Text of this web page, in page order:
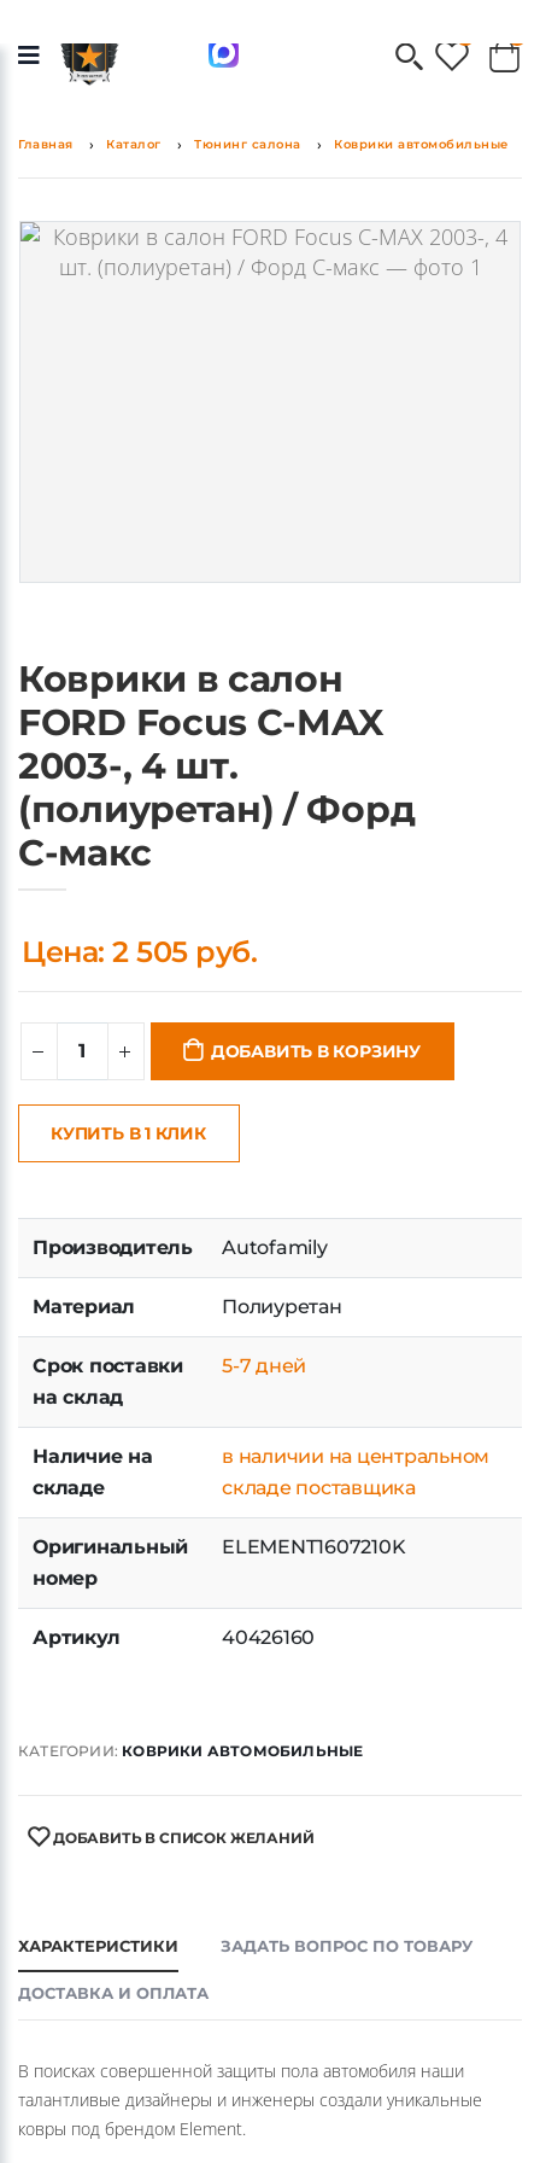
Главная Каталог Тюнинг салона Коврики автомобильные
Коврики в салон
FORD Focus C-MAX
2003-, 4 шт.
(полиуретан) / Форд
C-макс
Цена: 2 505 руб.
ДОБАВИТЬ В КОРЗИНУ
КУПИТЬ В 1 КЛИК
Производитель Autofamily
Материал Полиуретан
Срок поставки
на склад
5-7 дней
Наличие на
складе
в наличии на центральном
складе поставщика
Оригинальный
номер
ELEMENT1607210K
Артикул 40426160
КАТЕГОРИИ: КОВРИКИ АВТОМОБИЛЬНЫЕ
ДОБАВИТЬ В СПИСОК ЖЕЛАНИЙ
ХАРАКТЕРИСТИКИ ЗАДАТЬ ВОПРОС ПО ТОВАРУ
ДОСТАВКА И ОПЛАТА
В поисках совершенной защиты пола автомобиля наши
талантливые дизайнеры и инженеры создали уникальные
ковры под брендом Element.